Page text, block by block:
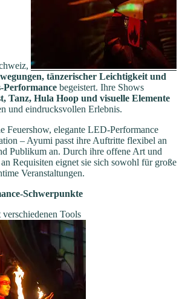
tänzerischer Leichtigkeit und
begeistert. Ihre Shows
Tanz, Hula Hoop und visuelle Elemente
und eindrucksvollen Erlebnis.
Feuershow, elegante LED-Performance
– Ayumi passt ihre Auftritte flexibel an
Publikum an. Durch ihre offene Art und
Requisiten eignet sie sich sowohl für große
Veranstaltungen.
Schwerpunkte
Tools